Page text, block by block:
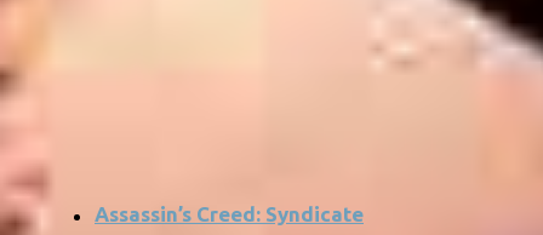
Assassin’s Creed: Syndicate